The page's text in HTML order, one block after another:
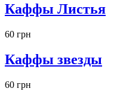
Каффы Листья
60 грн
Каффы звезды
60 грн